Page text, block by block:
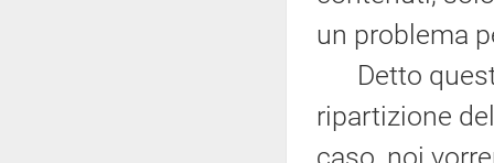
un problema
Detto
ripartizione